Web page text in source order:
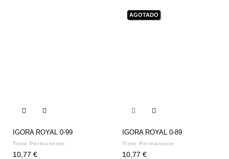

IGORA ROYAL 0-99
Tinte Permanente
Precio
10,77 €
AGOTADO

IGORA ROYAL 0-89
Tinte Permanente
Precio
10,77 €